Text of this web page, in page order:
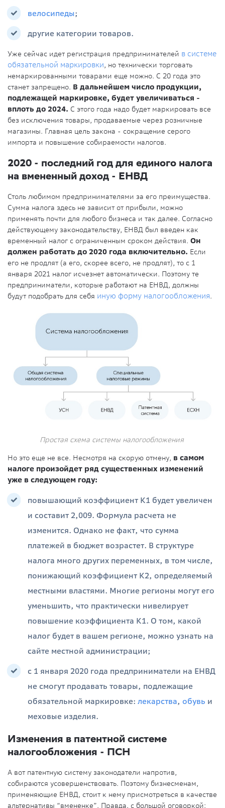
велосипеды;
другие категории товаров.
Уже сейчас идет регистрация предпринимателей в системе
обязательной маркировки, но технически торговать
немаркированными товарами еще можно. С 20 года это
станет запрещено. В дальнейшем число продукции,
подлежащей маркировке, будет увеличиваться -
вплоть до 2024. С этого года надо будет маркировать все
без исключения товары, продаваемые через розничные
магазины. Главная цель закона - сокращение серого
импорта и повышение собираемости налогов.
2020 - последний год для единого налога
на вмененный доход - ЕНВД
Столь любимом предпринимателями за его преимущества.
Сумма налога здесь не зависит от прибыли, можно
применять почти для любого бизнеса и так далее. Согласно
действующему законодательству, ЕНВД был введен как
временный налог с ограниченным сроком действия. Он
должен работать до 2020 года включительно. Если
его не продлят (а его, скорее всего, не продлят), то с 1
января 2021 налог исчезнет автоматически. Поэтому те
предприниматели, которые работают на ЕНВД, должны
будут подобрать для себя иную форму налогообложения.
Простая схема системы налогообложения
Но это еще не все. Несмотря на скорую отмену, в самом
налоге произойдет ряд существенных изменений
уже в следующем году:
повышающий коэффициент К1 будет увеличен
и составит 2,009. Формула расчета не
изменится. Однако не факт, что сумма
платежей в бюджет возрастет. В структуре
налога много других переменных, в том числе,
понижающий коэффициент К2, определяемый
местными властями. Многие регионы могут его
уменьшить, что практически нивелирует
повышение коэффициента К1. О том, какой
налог будет в вашем регионе, можно узнать на
сайте местной администрации;
с 1 января 2020 года предприниматели на ЕНВД
не смогут продавать товары, подлежащие
обязательной маркировке: лекарства, обувь и
меховые изделия.
Изменения в патентной системе
налогообложения - ПСН
А вот патентную систему законодатели напротив,
собираются усовершенствовать. Поэтому бизнесменам,
применяющие ЕНВД, стоит к нему присмотреться в качестве
альтернативы “вмененке”. Правда, с большой оговоркой: